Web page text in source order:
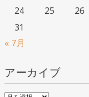
24
25 26
31
« 7月
アーカイブ